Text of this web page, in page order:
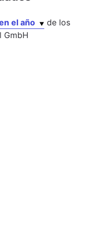
el año
de los
GmbH